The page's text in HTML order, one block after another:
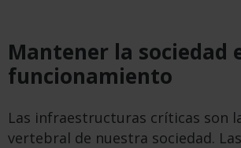
Mantener la sociedad
funcionamiento
Las infraestructuras críticas son
vertebral de nuestra sociedad. Las